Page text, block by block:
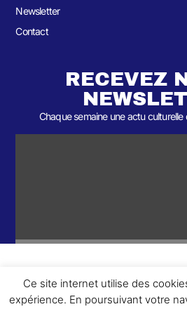
Newsletter
Contact
RECEVEZ
Chaque semaine une actu
© 2026- Une collaboration 2 ème Round
Ce site internet utilise des
expérience. En poursuivant votre